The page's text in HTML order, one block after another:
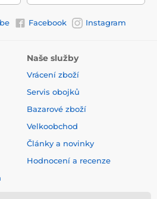
Facebook Instagram
Naše služby
Vrácení zboží
Servis obojků
Bazarové zboží
Velkoobchod
Články a novinky
Hodnocení a recenze